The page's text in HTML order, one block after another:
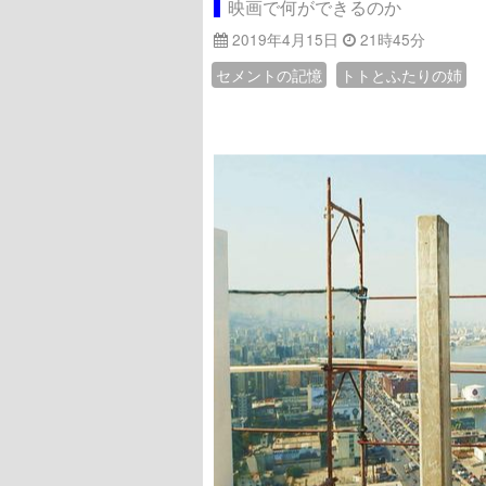
映画で何ができるのか
2019年4月15日
21時45分
セメントの記憶
トトとふたりの姉